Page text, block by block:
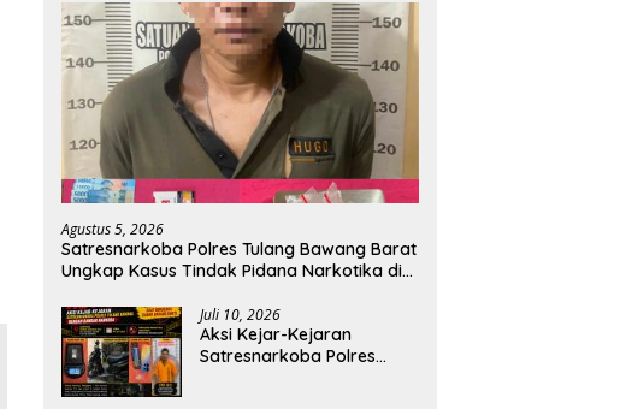
Agustus 5, 2026
Satresnarkoba Polres Tulang Bawang Barat
Ungkap Kasus Tindak Pidana Narkotika di
Juli 10, 2026
Aksi Kejar-Kejaran
Satresnarkoba Polres